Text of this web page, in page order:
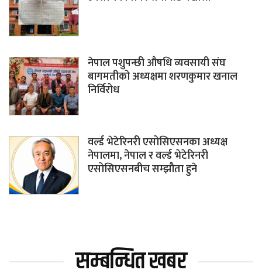
नेपाल पशुपन्छी औषधि व्यवसायी संघ
बागमतीको अध्यक्षमा शरणकुमार खनाल
निर्विरोध
वर्ल्ड भेटेरिनरी एसोसिएसनका अध्यक्ष
नेपालमा, नेपाल र वर्ल्ड भेटेरिनरी
एसोसिएसनबीच सम्झौता हुने
सम्बन्धित खबर